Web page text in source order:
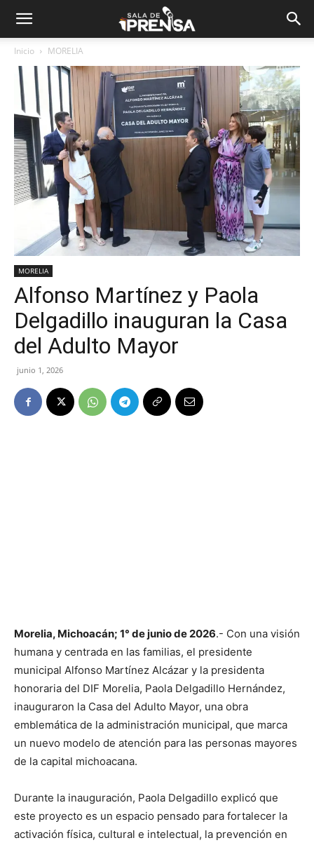
Inicio MORELIA
MORELIA
Alfonso Martínez y Paola
Delgadillo inauguran la Casa
del Adulto Mayor
junio 1, 2026
Morelia, Michoacán; 1° de junio de 2026.- Con una visión
humana y centrada en las familias, el presidente
municipal Alfonso Martínez Alcázar y la presidenta
honoraria del DIF Morelia, Paola Delgadillo Hernández,
inauguraron la Casa del Adulto Mayor, una obra
emblemática de la administración municipal, que marca
un nuevo modelo de atención para las personas mayores
de la capital michoacana.
Durante la inauguración, Paola Delgadillo explicó que
este proyecto es un espacio pensado para fortalecer la
activación física, cultural e intelectual, la prevención en